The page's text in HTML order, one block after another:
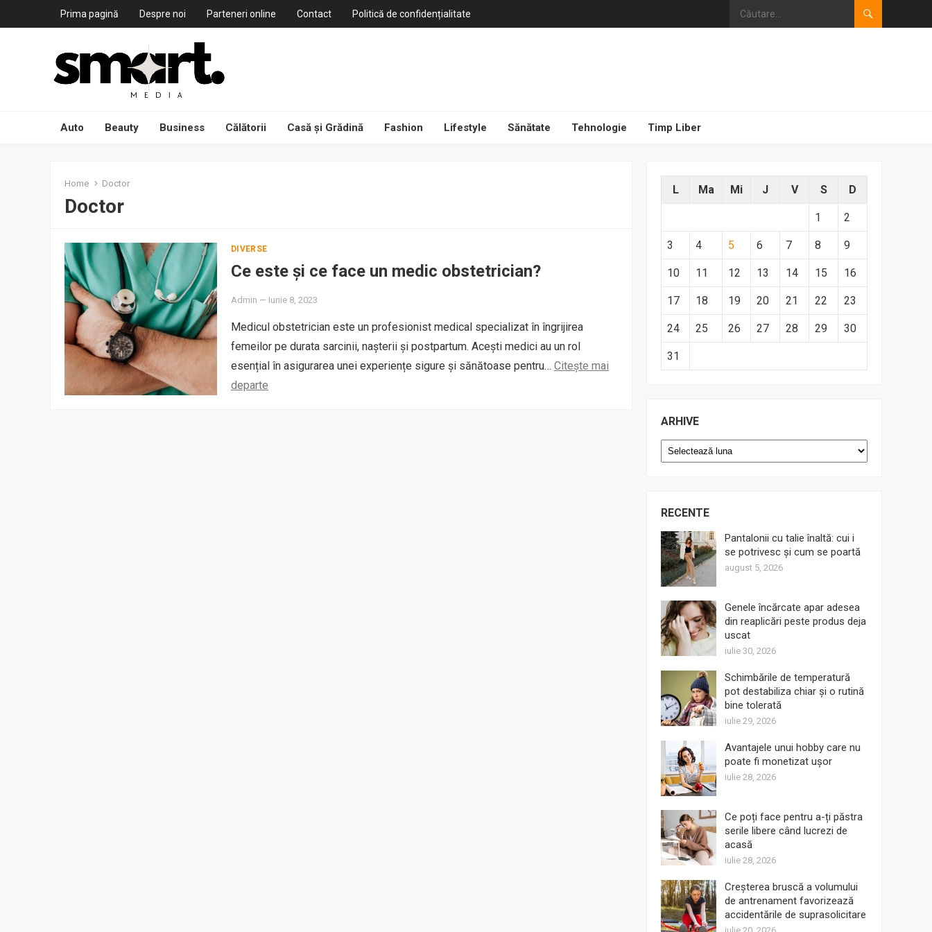
Prima pagină Despre noi Parteneri online Contact Politică de confidențialitate
Auto Beauty Business Călătorii Casă și Grădină Fashion Lifestyle Sănătate Tehnologie Timp Liber
Home Doctor
Doctor
DIVERSE
Ce este și ce face un medic obstetrician?
Admin — Iunie 8, 2023
Medicul obstetrician este un profesionist medical specializat în îngrijirea
femeilor pe durata sarcinii, nașterii și postpartum. Acești medici au un rol
esențial în asigurarea unei experiențe sigure și sănătoase pentru… Citește mai
departe
L Ma Mi J V S D
1 2
3 4 5 6 7 8 9
10 11 12 13 14 15 16
17 18 19 20 21 22 23
24 25 26 27 28 29 30
31
ARHIVE
Arhive
RECENTE
Pantalonii cu talie înaltă: cui i
se potrivesc și cum se poartă
august 5, 2026
Genele încărcate apar adesea
din reaplicări peste produs deja
uscat
iulie 30, 2026
Schimbările de temperatură
pot destabiliza chiar și o rutină
bine tolerată
iulie 29, 2026
Avantajele unui hobby care nu
poate fi monetizat ușor
iulie 28, 2026
Ce poți face pentru a-ți păstra
serile libere când lucrezi de
acasă
iulie 28, 2026
Creșterea bruscă a volumului
de antrenament favorizează
accidentările de suprasolicitare